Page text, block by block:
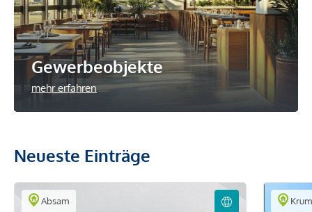
Gewerbeobjekte
mehr erfahren
Neueste Einträge
Absam